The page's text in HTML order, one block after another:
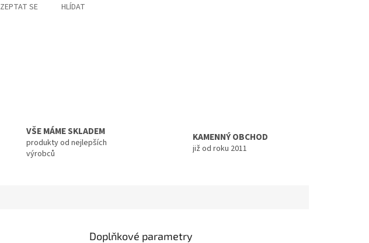
ZEPTAT SE HLÍDAT
VŠE MÁME SKLADEM
produkty od nejlepších
výrobců
KAMENNÝ OBCHOD
již od roku 2011
Doplňkové parametry